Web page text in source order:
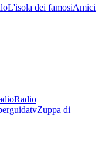
L'isola dei famosiAmici
Radio
Zuppa di